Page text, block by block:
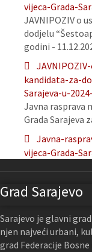
vijeca-Grada-
JAVNIPOZIV o
dodjelu
godini -
kandidata-za-
Sarajeva-u-
Javna rasprava
Grada Sarajeva
Javna-
vijeca-Grada-
Grad Sarajevo
Sarajevo je glavni
njen najveći urbani,
grad Federacije